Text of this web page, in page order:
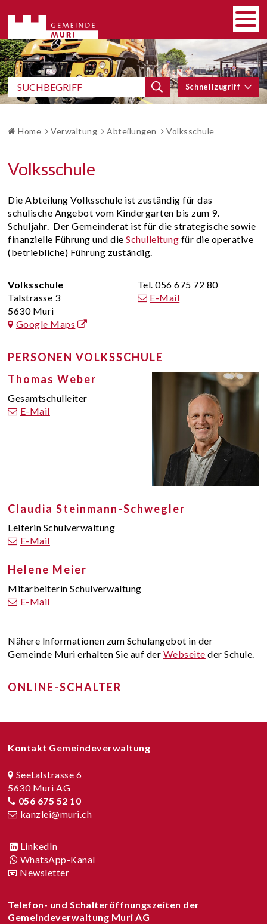
Navigieren in Gemeinde Muri
Suchbegriff
Suche starten
SCHNELLZUGRIFF
Schnellzugriff
BROTKRUMENNAVIGATION
Home Verwaltung Abteilungen Volksschule
Volksschule
Die Abteilung Volksschule ist zuständig für das
schulische Angebot vom Kindergarten bis zum 9.
Schuljahr. Der Gemeinderat ist für die strategische sowie
finanzielle Führung und dieSchulleitung für die operative
(betriebliche) Führung zuständig.
ADRESSE
Volksschule
Talstrasse 3
5630 Muri
Google Maps
Tel. 056 675 72 80
E-Mail
PERSONEN VOLKSSCHULE
Thomas Weber
Funktion
Gesamtschulleiter
E-Mail
Claudia Steinmann-Schwegler
Funktion
Leiterin Schulverwaltung
E-Mail
Helene Meier
Funktion
Mitarbeiterin Schulverwaltung
E-Mail
BESCHREIBUNG VOLKSSCHULE
Nähere Informationen zum Schulangebot in der
Gemeinde Muri erhalten Sie auf der Webseite der Schule.
ONLINE-SCHALTER
Kontakt Gemeindeverwaltung
Seetalstrasse 6
5630 Muri AG
056 675 52 10
kanzlei@muri.ch
LinkedIn
WhatsApp-Kanal
📧 Newsletter
Telefon- und Schalteröffnungszeiten der
Gemeindeverwaltung Muri AG